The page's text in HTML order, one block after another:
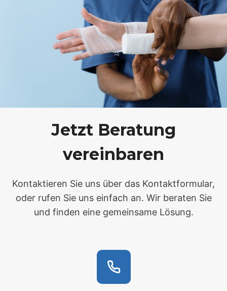
Jetzt Beratung
vereinbaren
Kontaktieren Sie uns über das Kontaktformular,
oder rufen Sie uns einfach an. Wir beraten Sie
und finden eine gemeinsame Lösung.